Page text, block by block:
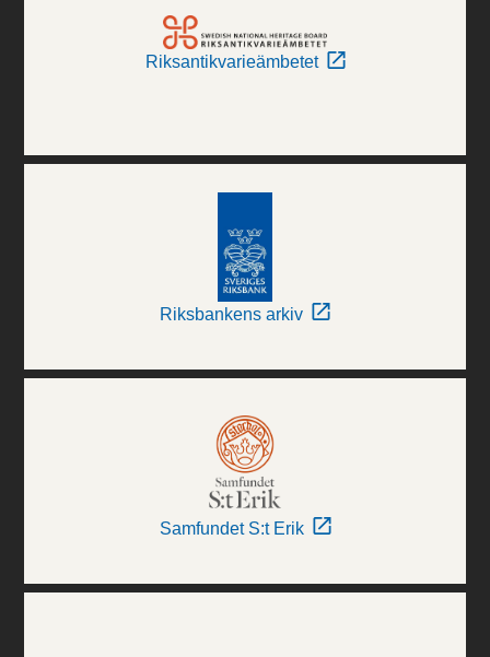
Riksantikvarieämbetet
Riksbankens arkiv
Samfundet S:t Erik